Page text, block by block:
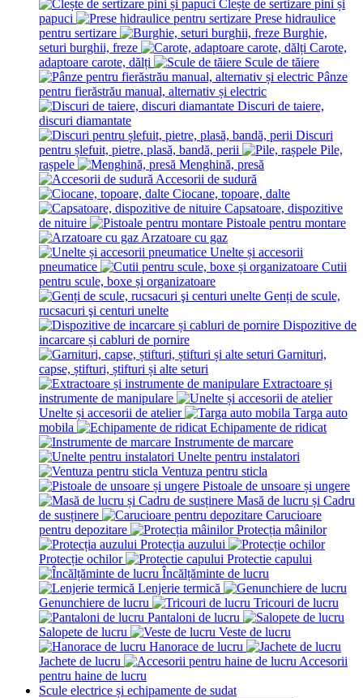
Clește de sertizare pini și
papuci
Prese hidraulice
pentru sertizare
Burghie,
seturi burghii, freze
Carote,
adaptoare carote, dălți
Scule de tăiere
Pânze
pentru fierăstrău manual, alternativ și electric
Discuri de taiere,
discuri diamantate
Discuri
pentru șlefuit, pietre, plasă, bandă, perii
Pile,
rașpele
Menghină, presă
Accesorii de sudură
Ciocane, topoare, dalte
Capsatoare, dispozitive
de nituire
Pistoale pentru montare
Arzatoare cu gaz
Unelte și accesorii
pneumatice
Cutii
pentru scule, boxe și organizatoare
Genți de scule,
rucsacuri şi centuri unelte
Dispozitive de
incarcare și сabluri de pornire
Garnituri,
capse, știfturi, știfturi și alte seturi
Extractoare și
instrumente de manipulare
Unelte și accesorii de atelier
Targa auto
mobila
Echipamente de ridicat
Instrumente de marcare
Unelte pentru instalatori
Ventuza pentru sticla
Pistoale de unsoare și ungere
Masă de lucru și Cadru
de susținere
Carucioare
pentru depozitare
Protecția mâinilor
Protecția auzului
Protecție ochilor
Protectie capului
Încălțăminte de lucru
Lenjerie termică
Genunchiere de lucru
Tricouri de lucru
Pantaloni de lucru
Salopete de lucru
Veste de lucru
Hanorace de lucru
Jachete de lucru
Accesorii
pentru haine de lucru
Scule electrice și echipamente de sudat